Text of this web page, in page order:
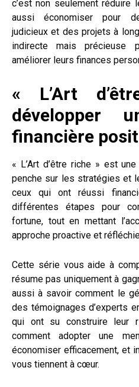
c’est non seulement réduire
aussi économiser pour
judicieux et des projets à
indirecte mais précieuse
améliorer leurs finances
« L’Art
développer
financière
« L’Art d’être riche » est
penche sur les stratégies et
ceux qui ont réussi
différentes étapes pour
fortune, tout en mettant
approche proactive et
Cette série vous aide à
résume pas uniquement à
aussi à savoir comment le
des témoignages d’experts
qui ont su construire leur
comment adopter une
économiser efficacement, et
vous tiennent à cœur.